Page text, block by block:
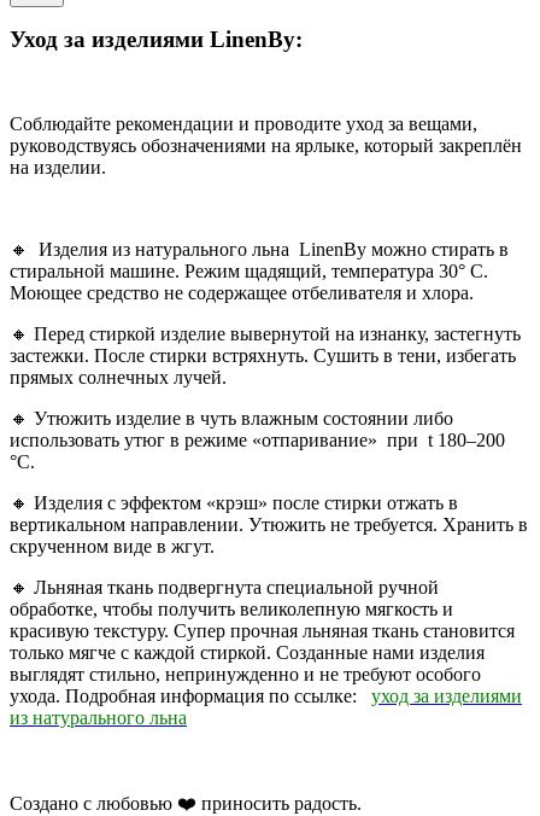
Уход за изделиями LinenBy:
Соблюдайте рекомендации и проводите уход за вещами,
руководствуясь обозначениями на ярлыке, который закреплён
на изделии.
🔸 Изделия из натурального льна LinenBy можно стирать в
стиральной машине. Режим щадящий, температура 30° С.
Моющее средство не содержащее отбеливателя и хлора.
🔸 Перед стиркой изделие вывернутой на изнанку, застегнуть
застежки. После стирки встряхнуть. Сушить в тени, избегать
прямых солнечных лучей.
🔸 Утюжить изделие в чуть влажным состоянии либо
использовать утюг в режиме «отпаривание» при t 180–200
°С.
🔸 Изделия с эффектом «крэш» после стирки отжать в
вертикальном направлении. Утюжить не требуется. Хранить в
скрученном виде в жгут.
🔸 Льняная ткань подвергнута специальной ручной
обработке, чтобы получить великолепную мягкость и
красивую текстуру. Супер прочная льняная ткань становится
только мягче с каждой стиркой. Созданные нами изделия
выглядят стильно, непринужденно и не требуют особого
ухода. Подробная информация по ссылке: уход за изделиями
из натурального льна
Создано с любовью ❤️ приносить радость.